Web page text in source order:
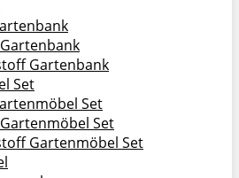
Gartenbank
Set
Set
Set
Gartenmöbel Set